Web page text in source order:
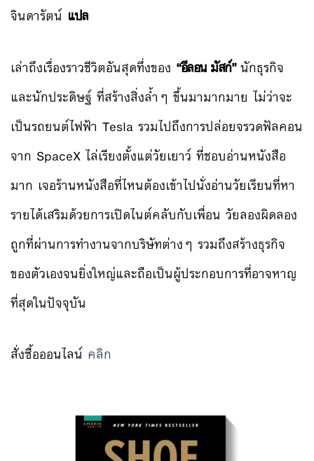
จินดารัตน์ แปล
เล่าถึงเรื่องราวชีวิตอันสุดทึ่งของ “อีลอน มัสก์”นักธุรกิจ
และนักประดิษฐ์ ที่สร้างสิ่งล้ำๆ ขึ้นมามากมาย ไม่ว่าจะ
เป็นรถยนต์ไฟฟ้า Tesla รวมไปถึงการปล่อยจรวดฟัลคอน
จาก SpaceX ไล่เรียงตั้งแต่วัยเยาว์ ที่ชอบอ่านหนังสือ
มาก เจอร้านหนังสือที่ไหนต้องเข้าไปนั่งอ่านวัยเรียนที่หา
รายได้เสริมด้วยการเปิดไนต์คลับกับเพื่อน วัยลองผิดลอง
ถูกที่ผ่านการทำงานจากบริษัทต่างๆ รวมถึงสร้างธุรกิจ
ของตัวเองจนยิ่งใหญ่และถือเป็นผู้ประกอบการที่อาจหาญ
ที่สุดในปัจจุบัน
สั่งซื้อออนไลน์ คลิก